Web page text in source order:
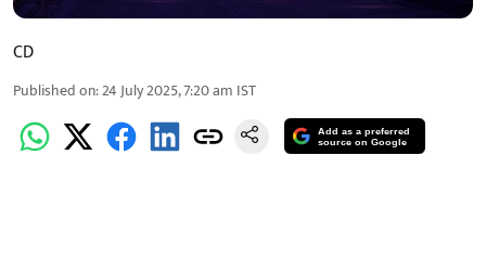
CD
Published on:24 July 2025, 7:20 am IST
Add as a preferred
source on Google